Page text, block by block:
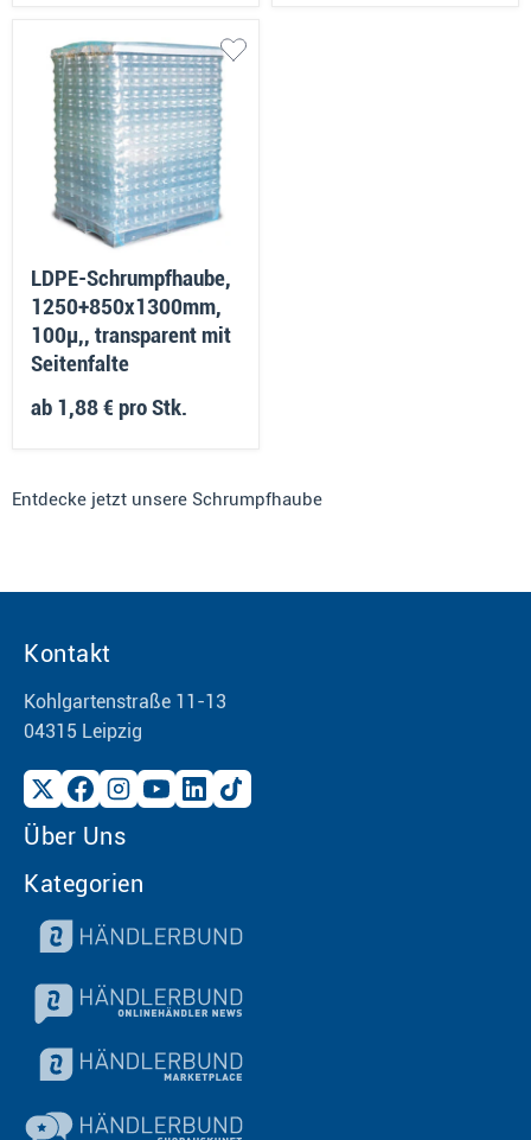
LDPE-Schrumpfhaube,
1250+850x1300mm,
100µ,, transparent mit
Seitenfalte
ab 1,88 € pro Stk.
Entdecke jetzt unsere Schrumpfhaube
Kontakt
Kohlgartenstraße 11-13
04315 Leipzig
Über Uns
Kategorien